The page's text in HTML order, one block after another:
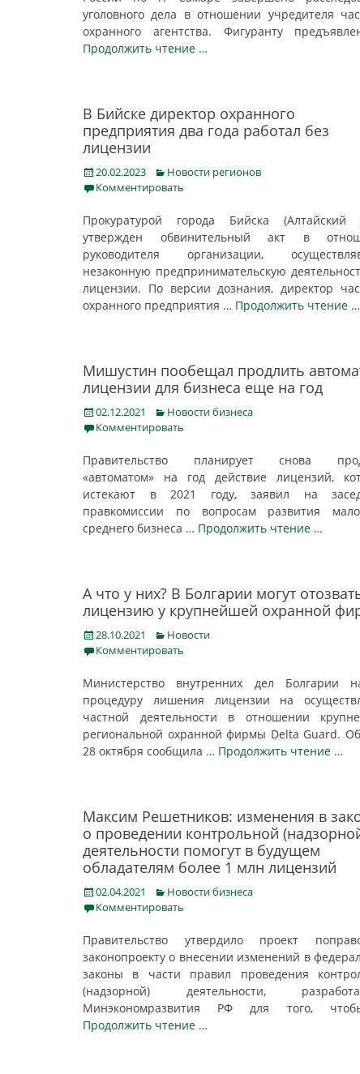
уголовного дела в отношении учредителя
охранного агентства. Фигуранту
Продолжить чтение …
В Бийске директор охранного
предприятия два года работал без
лицензии
Posted
on
20.02.2023 Categories
Новости регионов
Комментировать
Прокуратурой города Бийска (Алтайский
утвержден обвинительный акт в
руководителя организации,
незаконную предпринимательскую
лицензии. По версии дознания, директор
охранного предприятия … Продолжить чтение …
Мишустин пообещал продлить
лицензии для бизнеса еще на год
Posted
on
02.12.2021 Categories
Новости бизнеса
Комментировать
Правительство планирует снова
«автоматом» на год действие лицензий,
истекают в 2021 году, заявил на
правкомиссии по вопросам развития
среднего бизнеса … Продолжить чтение …
А что у них? В Болгарии могут
лицензию у крупнейшей охранной
Posted
on
28.10.2021 Categories
Новости
Комментировать
Министерство внутренних дел Болгарии
процедуру лишения лицензии на
частной деятельности в отношении
региональной охранной фирмы Delta Guard.
28 октября сообщила … Продолжить чтение …
Максим Решетников: изменения в
о проведении контрольной
деятельности помогут в будущем
обладателям более 1 млн лицензий
Posted
on
02.04.2021 Categories
Новости бизнеса
Комментировать
Правительство утвердило проект
законопроекту о внесении изменений в
законы в части правил проведения
(надзорной) деятельности,
Минэкономразвития РФ для того,
Продолжить чтение …